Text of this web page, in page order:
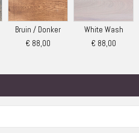
Bruin / Donker
€ 88,00
White Wash
€ 88,00